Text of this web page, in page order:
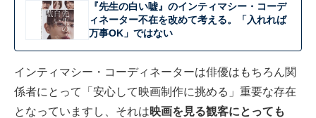
『先生の白い嘘』のインティマシー・コーデ
ィネーター不在を改めて考える。「入れれば
万事OK」ではない
インティマシー・コーディネーターは俳優はもちろん関
係者にとって「安心して映画制作に挑める」重要な存在
となっていますし、それは映画を見る観客にとっても